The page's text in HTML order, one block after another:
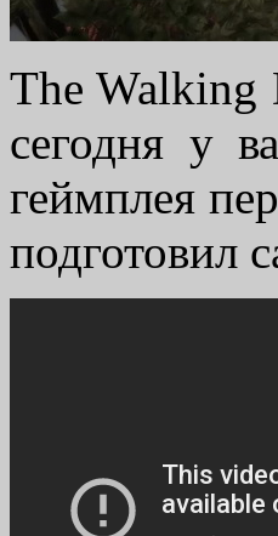
The Walking
сегодня у
геймплея
подготовил